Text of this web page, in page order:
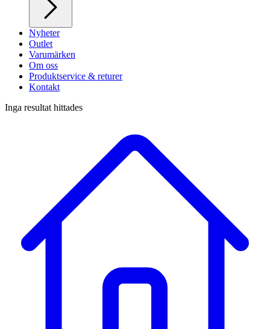
Nyheter
Outlet
Varumärken
Om oss
Produktservice & returer
Kontakt
Inga resultat hittades